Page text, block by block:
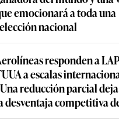
emocionará a toda una
nacional
responden a
a escalas
reducción parcial
desventaja competitiva